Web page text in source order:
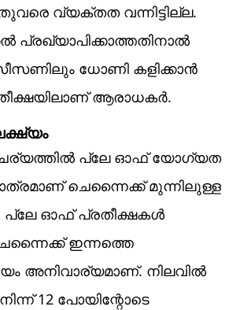
വ്യക്തത വന്നിട്ടില്ല.
പ്രഖ്യാപിക്കാത്തതിനാൽ
ധോണി കളിക്കാൻ
ആരാധകർ.
പ്ലേ ഓഫ് യോഗ്യത
ചെന്നൈക്ക് മുന്നിലുള്ള
പ്ലേ ഓഫ് പ്രതീക്ഷകൾ
ഇന്നത്തെ
അനിവാര്യമാണ്. നിലവിൽ
12 പോയിന്റോടെ